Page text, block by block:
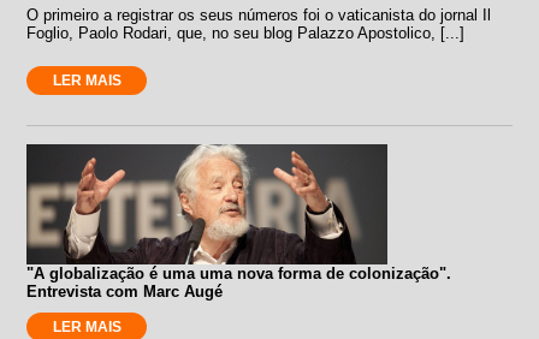
O primeiro a registrar os seus números foi o vaticanista do jornal Il
Foglio, Paolo Rodari, que, no seu blog Palazzo Apostolico, [...]
LER MAIS
"A globalização é uma uma nova forma de colonização".
Entrevista com Marc Augé
LER MAIS